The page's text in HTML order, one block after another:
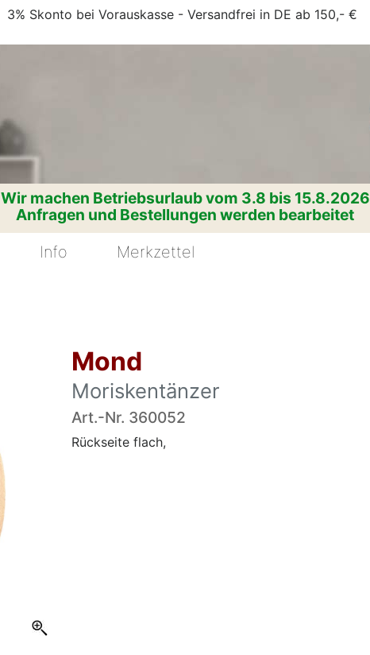
3% Skonto bei Vorauskasse - Versandfrei in DE ab 150,- €
Wir machen Betriebsurlaub vom 3.8 bis 15.8.2026
Anfragen und Bestellungen werden bearbeitet
Info Merkzettel
Mond
Moriskentänzer
Art.-Nr. 360052
Rückseite flach,